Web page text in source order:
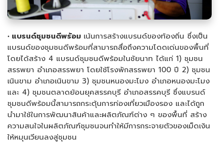
• แบรนด์ชุมชนดีพร้อม เน้นการสร้างแบรนด์ของท้องถิ่น ซึ่งเป็น
แบรนด์ของชุมชนดีพร้อมที่สามารถสื่อถึงความโดดเด่นของพื้นที่
โดยได้สร้าง 4 แบรนด์ชุมชนดีพร้อมในชัยนาท ได้แก่ 1) ชุมชน
สรรพยา อำเภอสรรพยา โดยใช้โรงพักสรรพยา 100 ปี 2) ชุมชน
เนินขาม อำเภอเนินขาม 3) ชุมชนหนองมะโมง อำเภอหนองมะโมง
และ 4) ชุมชนตลาดย้อนยุคสรรคบุรี อำเภอสรรคบุรี ซึ่งแบรนด์
ชุมชนดีพร้อมนี้สามารถกระตุ้นการท่องเที่ยวเมืองรอง และได้ถูก
นำมาใช้ในการพัฒนาสินค้าและผลิตภัณฑ์ต่าง ๆ ของพื้นที่ สร้าง
ความสนใจในผลิตภัณฑ์ชุมชนจนทำให้มีการกระจายตัวของเม็ดเงิน
ให้หมุนเวียนลงสู่ชุมชน